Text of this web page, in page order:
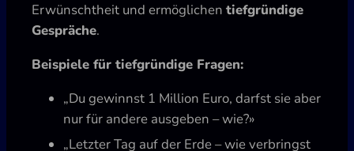
Erwünschtheit und ermöglichen tiefgründige
Gespräche.
Beispiele für tiefgründige Fragen:
„Du gewinnst 1 Million Euro, darfst sie aber
nur für andere ausgeben – wie?»
„Letzter Tag auf der Erde – wie verbringst